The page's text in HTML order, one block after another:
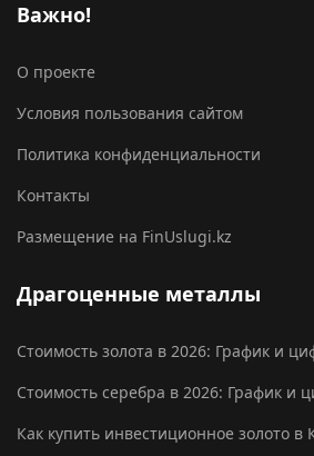
Важно!
О проекте
Условия пользования сайтом
Политика конфиденциальности
Контакты
Размещение на FinUslugi.kz
Драгоценные металлы
Стоимость золота в 2026: График и
Стоимость серебра в 2026: График и
Как купить инвестиционное золото в